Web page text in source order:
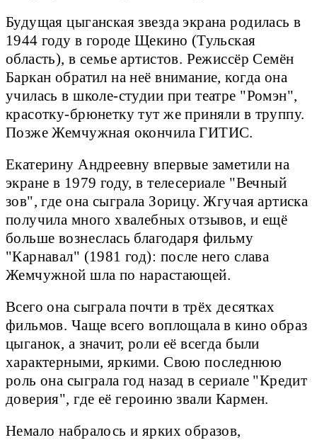
Будущая цыганская звезда экрана родилась в
1944 году в городе Щекино (Тульская
область), в семье артистов. Режиссёр Семён
Баркан обратил на неё внимание, когда она
училась в школе-студии при театре "Ромэн",
красотку-брюнетку тут же приняли в труппу.
Позже Жемчужная окончила ГИТИС.
Екатерину Андреевну впервые заметили на
экране в 1979 году, в телесериале "Вечный
зов", где она сыграла Зорицу. Жгучая артиска
получила много хвалебных отзывов, и ещё
больше вознеслась благодаря фильму
"Карнавал" (1981 год): после него слава
Жемчужной шла по нарастающей.
Всего она сыграла почти в трёх десятках
фильмов. Чаще всего воплощала в кино образ
цыганок, а значит, роли её всегда были
характерными, яркими. Свою последнюю
роль она сыграла год назад в сериале "Кредит
доверия", где её героиню звали Кармен.
Немало набралось и ярких образов,